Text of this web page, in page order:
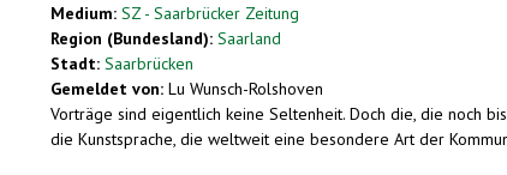
Medium: SZ - Saarbrücker Zeitung
Region (Bundesland): Saarland
Stadt: Saarbrücken
Gemeldet von: Lu Wunsch-Rolshoven
Vorträge sind eigentlich keine Seltenheit. Doch die, die noch
die Kunstsprache, die weltweit eine besondere Art der